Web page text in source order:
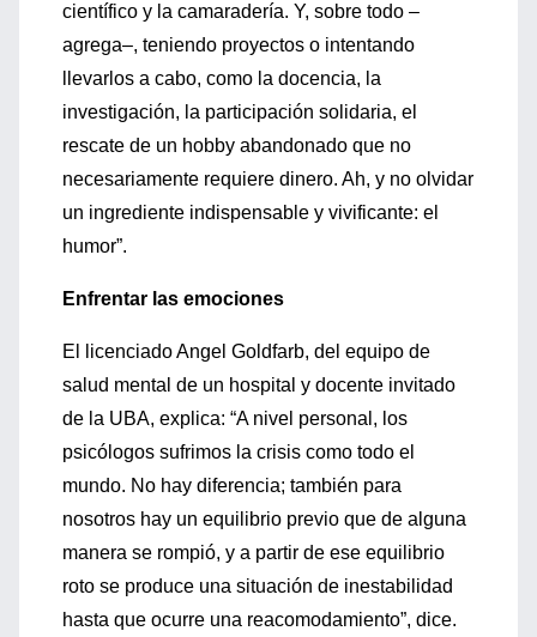
científico y la camaradería. Y, sobre todo –
agrega–, teniendo proyectos o intentando
llevarlos a cabo, como la docencia, la
investigación, la participación solidaria, el
rescate de un hobby abandonado que no
necesariamente requiere dinero. Ah, y no olvidar
un ingrediente indispensable y vivificante: el
humor”.
Enfrentar las emociones
El licenciado Angel Goldfarb, del equipo de
salud mental de un hospital y docente invitado
de la UBA, explica: “A nivel personal, los
psicólogos sufrimos la crisis como todo el
mundo. No hay diferencia; también para
nosotros hay un equilibrio previo que de alguna
manera se rompió, y a partir de ese equilibrio
roto se produce una situación de inestabilidad
hasta que ocurre una reacomodamiento”, dice.